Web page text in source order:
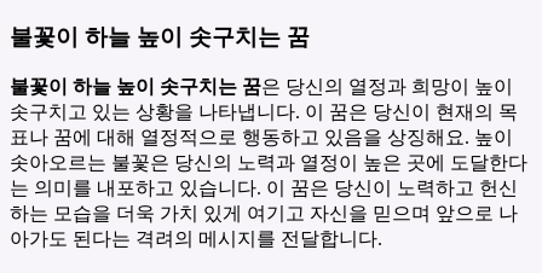
불꽃이 하늘 높이 솟구치는 꿈
불꽃이 하늘 높이 솟구치는 꿈은 당신의 열정과 희망이 높이
솟구치고 있는 상황을 나타냅니다. 이 꿈은 당신이 현재의 목
표나 꿈에 대해 열정적으로 행동하고 있음을 상징해요. 높이
솟아오르는 불꽃은 당신의 노력과 열정이 높은 곳에 도달한다
는 의미를 내포하고 있습니다. 이 꿈은 당신이 노력하고 헌신
하는 모습을 더욱 가치 있게 여기고 자신을 믿으며 앞으로 나
아가도 된다는 격려의 메시지를 전달합니다.